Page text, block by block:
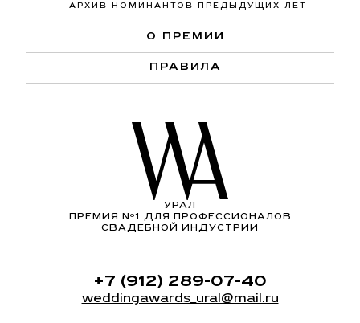
АРХИВ НОМИНАНТОВ ПРЕДЫДУЩИХ ЛЕТ
О ПРЕМИИ
ПРАВИЛА
УРАЛ
ПРЕМИЯ Nº1 ДЛЯ ПРОФЕССИОНАЛОВ
СВАДЕБНОЙ ИНДУСТРИИ
+7 (912) 289-07-40
weddingawards_ural@mail.ru